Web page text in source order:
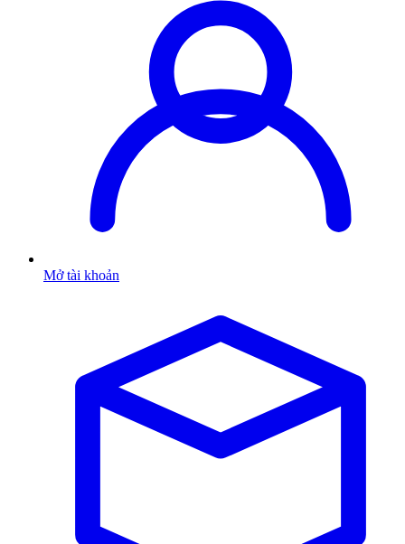
Mở tài khoản